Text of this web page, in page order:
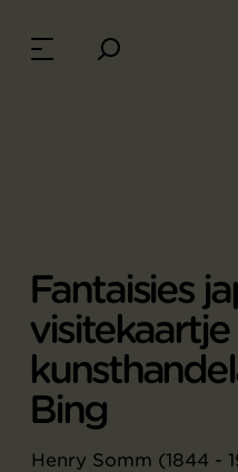
Fantaisies
Bing
Henry Somm (1844 -